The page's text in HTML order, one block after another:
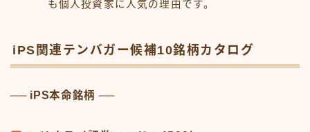
も個人投資家に人気の理由です。
iPS関連テンバガー候補10銘柄カタログ
── iPS本命銘柄 ──